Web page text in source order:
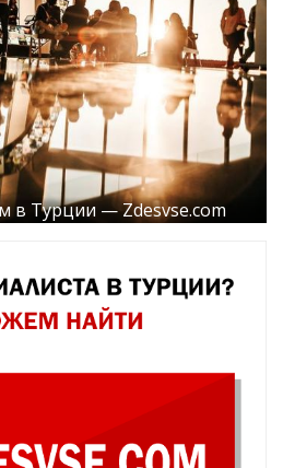
в Турции — Zdesvse.com